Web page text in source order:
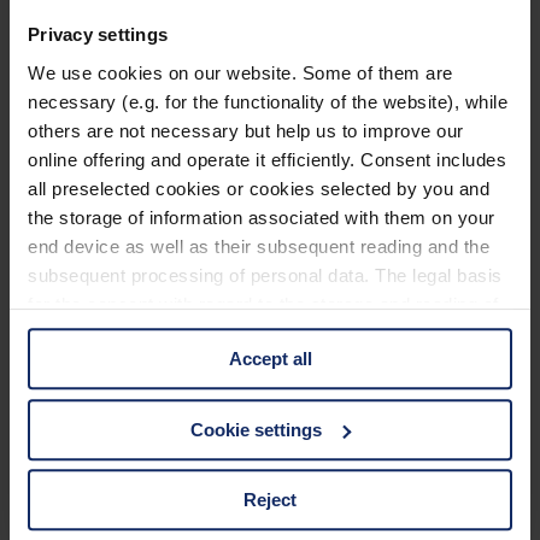
Privacy settings
We use cookies on our website. Some of them are
necessary (e.g. for the functionality of the website), while
others are not necessary but help us to improve our
online offering and operate it efficiently. Consent includes
all preselected cookies or cookies selected by you and
the storage of information associated with them on your
end device as well as their subsequent reading and the
subsequent processing of personal data. The legal basis
for the consent with regard to the storage and reading of
information is Art. 25 para. 1 TDDDG and with regard to
the processing of personal data Art. 6 para. 1 lit. a
GDPR. We also use cookies from third-party providers.
You can find a list of cookies under "Details". In these
third countries, in particular to the U.S.A.
Accept all
Cookie settings
Reject
Du interessierst dich für die Themen
unserem Blog
findest du dazu viele weitere, spannende Artikel
Erfahre beispielsweise mehr überdie Vogelbeere,den Pirol
die Rote Liste der Brutvögel.
Unsplash
Tags:
Vogel der Woche Vogelbestimmung
Previous Post
Drosseln – eine artenreiche Vogelfamilie
Next Post
Natur des Monats: Naturtipps im Februar